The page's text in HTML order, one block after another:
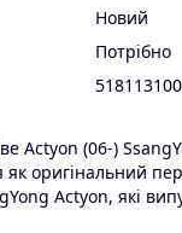
Новий
Потрібно
Actyon (06-)
як оригінальний
Actyon, які